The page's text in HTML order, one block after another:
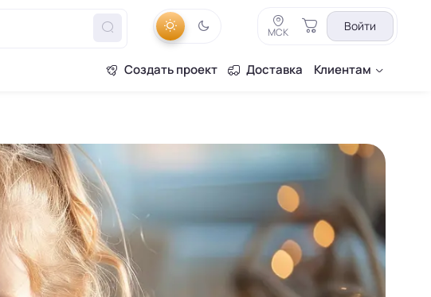
МСК Войти
Создать проект Доставка Клиентам